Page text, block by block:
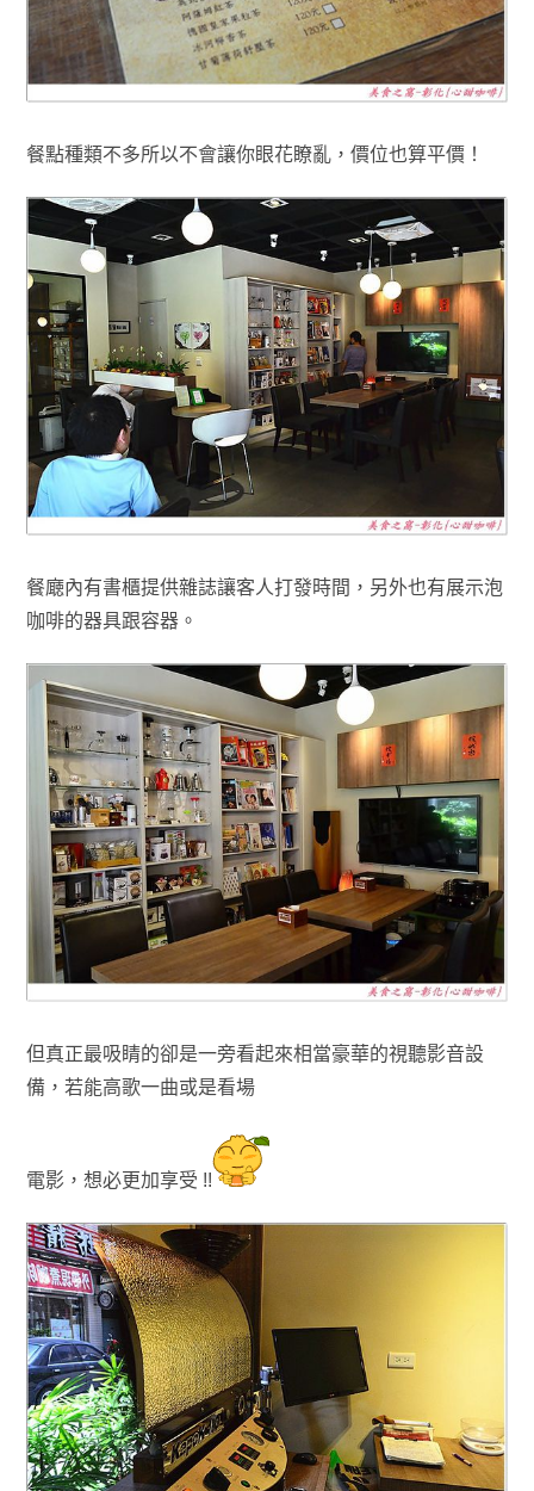
餐點種類不多所以不會讓你眼花瞭亂， 價位也算平價！
餐廰內有書櫃提供雜誌讓客人打發時間 ，另外也有展示泡
咖啡的器具跟容器。
但真正最吸睛的卻是一旁看起來相當豪華的視聽影音設
備，若能高歌一曲或是看場
電影，想必更加享受 !!